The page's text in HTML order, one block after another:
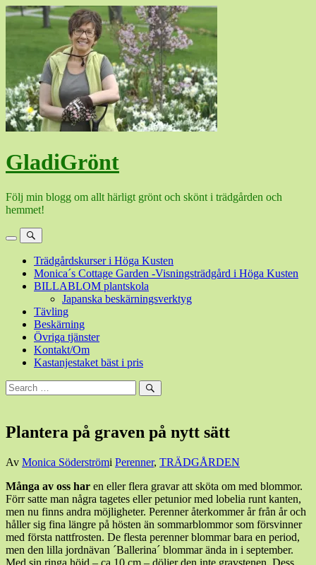
Hoppa
GladiGrönt
Följ min blogg om allt härligt grönt och skönt i trädgården och
hemmet!
MenySök
Trädgårdskurser i Höga Kusten
Monica´s Cottage Garden -Visningsträdgård i Höga Kusten
BILLABLOM plantskola
Japanska beskärningsverktyg
Tävling
Beskärning
Övriga tjänster
Kontakt/Om
Kastanjestaket bäst i pris
Sök
efter:
Sök
Plantera på graven på nytt sätt
Den
maj,
201630
maj,
2016
Av Monica Söderströmi Perenner, TRÄDGÅRDEN
Många av oss har en eller flera gravar att sköta om med blommor.
Förr satte man några tagetes eller petunior med lobelia runt kanten,
men nu finns andra möjligheter. Perenner återkommer år från år och
håller sig fina längre på hösten än sommarblommor som försvinner
med första nattfrosten. De flesta perenner blommar bara en period,
men den lilla jordnävan ´Ballerina´ blommar ända in i september.
Med sin ringa höjd – ca 10 cm – döljer den inte gravstenen. Dess